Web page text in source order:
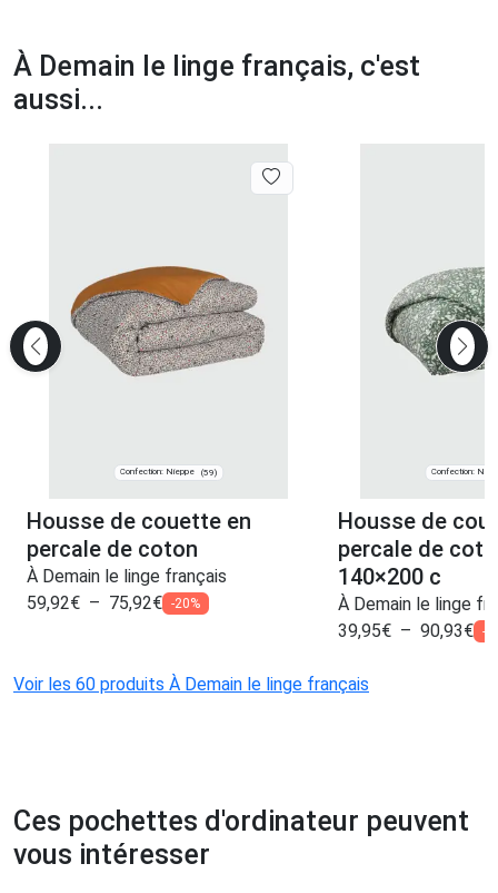
À Demain le linge français, c'est
aussi...
Confection: Nieppe (59)
Housse de couette en
percale de coton
À Demain le linge français
59,92€ – 75,92€ -20%
Confection:
Housse de
percale de
140×200 c
À Demain le linge
39,95€ – 90,93€ -
Voir les 60 produits À Demain le linge français
Ces pochettes d'ordinateur peuvent
vous intéresser